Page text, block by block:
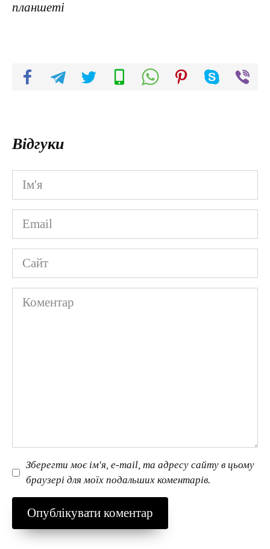
планшеті
Відгуки
Ім'я
*
Email
*
Сайт
Коментар
Зберегти моє ім'я, e-mail, та адресу сайту в цьому
браузері для моїх подальших коментарів.